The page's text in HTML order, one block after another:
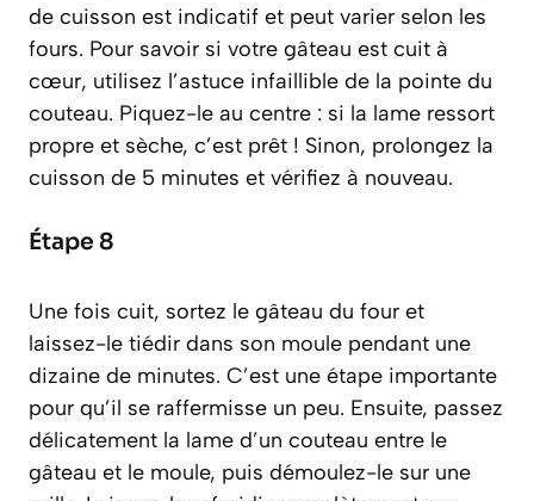
de cuisson est indicatif et peut varier selon les
fours. Pour savoir si votre gâteau est cuit à
cœur, utilisez l’astuce infaillible de la pointe du
couteau. Piquez-le au centre : si la lame ressort
propre et sèche, c’est prêt ! Sinon, prolongez la
cuisson de 5 minutes et vérifiez à nouveau.
Étape 8
Une fois cuit, sortez le gâteau du four et
laissez-le tiédir dans son moule pendant une
dizaine de minutes. C’est une étape importante
pour qu’il se raffermisse un peu. Ensuite, passez
délicatement la lame d’un couteau entre le
gâteau et le moule, puis démoulez-le sur une